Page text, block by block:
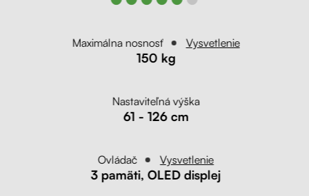
Maximálna nosnosť Vysvetlenie
150 kg
Nastaviteľná výška
61 - 126 cm
Ovládač Vysvetlenie
3 pamäti, OLED displej